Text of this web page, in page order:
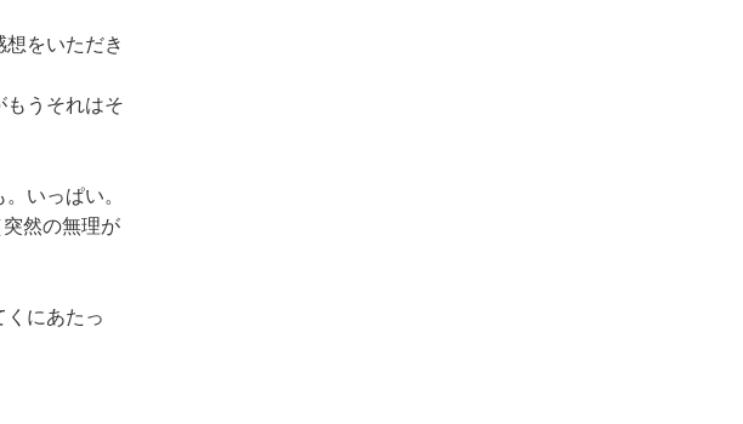
想をいただき
もうそれはそ
いっぱい。
然の無理が
にあたっ